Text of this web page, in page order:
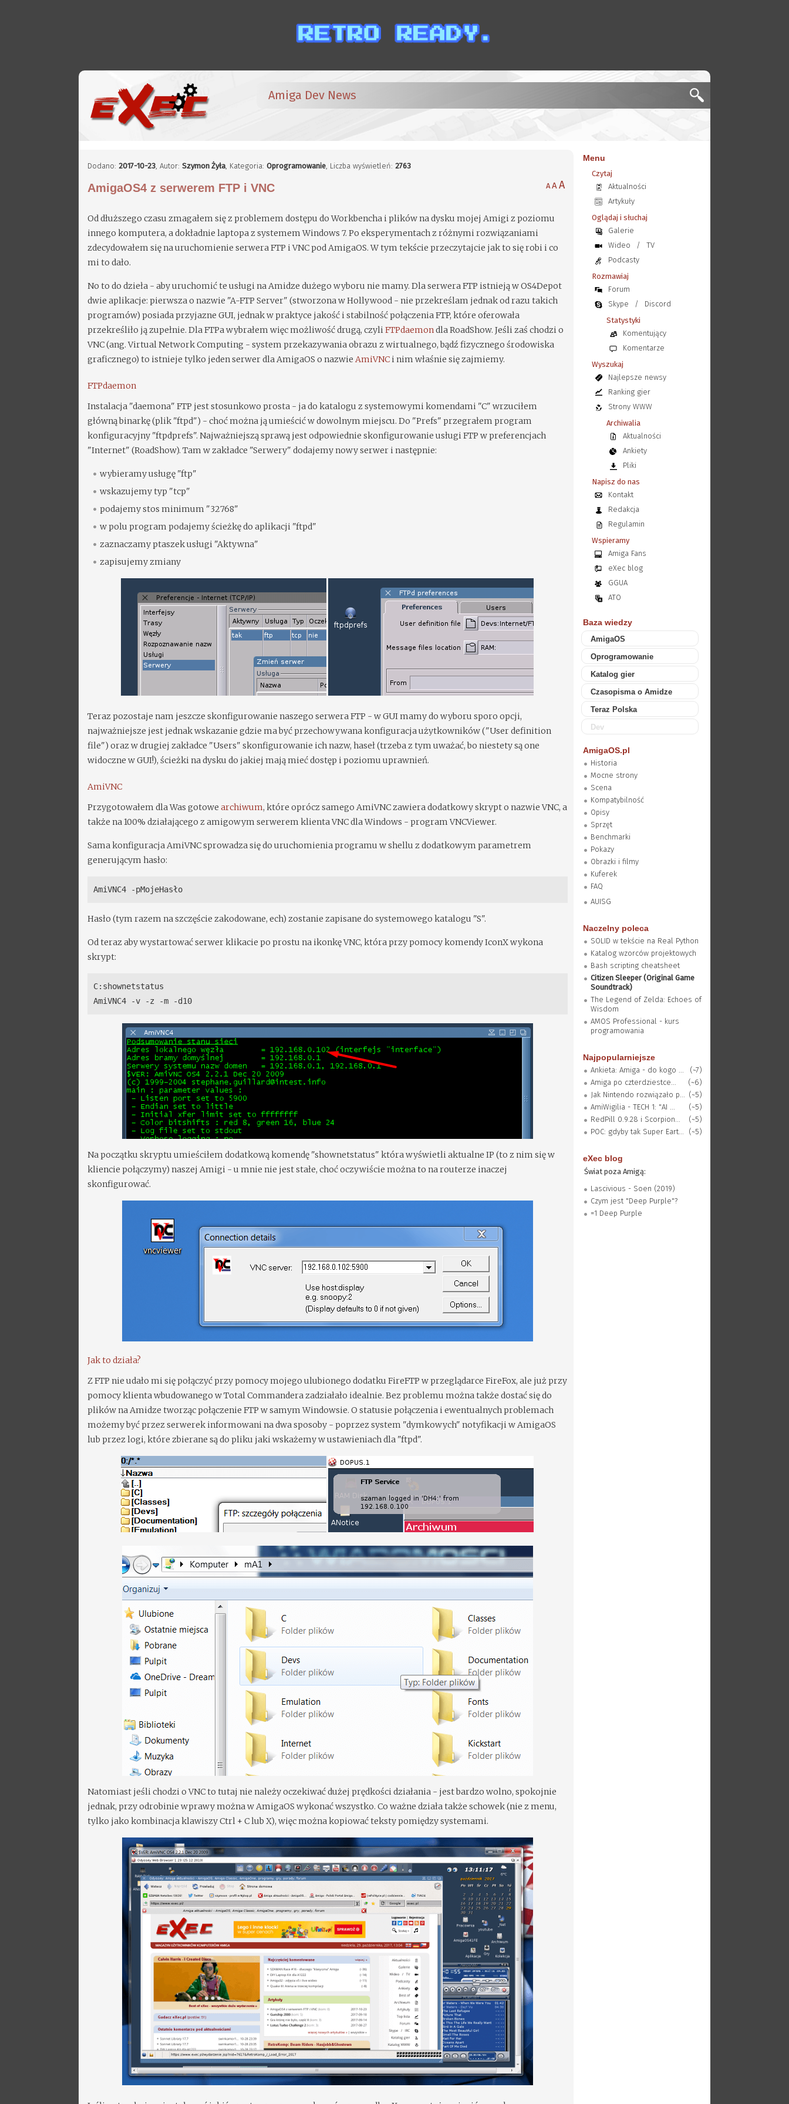
Amiga Dev News
Dodano:2017-10-23,Autor:Szymon Żyła, Kategoria:Oprogramowanie, Liczba wyświetleń:2763
A AA
AmigaOS4 z serwerem FTP i VNC
Od dłuższego czasu zmagałem się z problemem dostępu do Workbencha i plików na dysku mojej Amigi z poziomu
innego komputera, a dokładnie laptopa z systemem Windows 7. Po eksperymentach z różnymi rozwiązaniami
zdecydowałem się na uruchomienie serwera FTP i VNC pod AmigaOS. W tym tekście przeczytajcie jak to się robi i co
mi to dało.
No to do dzieła - aby uruchomić te usługi na Amidze dużego wyboru nie mamy. Dla serwera FTP istnieją w OS4Depot
dwie aplikacje: pierwsza o nazwie "A-FTP Server" (stworzona w Hollywood - nie przekreślam jednak od razu takich
programów) posiada przyjazne GUI, jednak w praktyce jakość i stabilność połączenia FTP, które oferowała
przekreśliło ją zupełnie. Dla FTPa wybrałem więc możliwość drugą, czyliFTPdaemondla RoadShow. Jeśli zaś chodzi o
VNC (ang. Virtual Network Computing - system przekazywania obrazu z wirtualnego, bądź fizycznego środowiska
graficznego) to istnieje tylko jeden serwer dla AmigaOS o nazwieAmiVNC i nim właśnie się zajmiemy.
FTPdaemon
Instalacja "daemona" FTP jest stosunkowo prosta - ja do katalogu z systemowymi komendami "C" wrzuciłem
główną binarkę (plik "ftpd") - choć można ją umieścić w dowolnym miejscu. Do "Prefs" przegrałem program
konfiguracyjny "ftpdprefs". Najważniejszą sprawą jest odpowiednie skonfigurowanie usługi FTP w preferencjach
"Internet" (RoadShow). Tam w zakładce "Serwery" dodajemy nowy serwer i następnie:
wybieramy usługę "ftp"
wskazujemy typ "tcp"
podajemy stos minimum "32768"
w polu program podajemy ścieżkę do aplikacji "ftpd"
zaznaczamy ptaszek usługi "Aktywna"
zapisujemy zmiany
Teraz pozostaje nam jeszcze skonfigurowanie naszego serwera FTP - w GUI mamy do wyboru sporo opcji,
najważniejsze jest jednak wskazanie gdzie ma być przechowywana konfiguracja użytkowników ("User definition
file") oraz w drugiej zakładce "Users" skonfigurowanie ich nazw, haseł (trzeba z tym uważać, bo niestety są one
widoczne w GUI!), ścieżki na dysku do jakiej mają mieć dostęp i poziomu uprawnień.
AmiVNC
Przygotowałem dla Was gotowearchiwum, które oprócz samego AmiVNC zawiera dodatkowy skrypt o nazwie VNC, a
także na 100% działającego z amigowym serwerem klienta VNC dla Windows - program VNCViewer.
Sama konfiguracja AmiVNC sprowadza się do uruchomienia programu w shellu z dodatkowym parametrem
generującym hasło:
AmiVNC4 -pMojeHasło
Hasło (tym razem na szczęście zakodowane, ech) zostanie zapisane do systemowego katalogu "S".
Od teraz aby wystartować serwer klikacie po prostu na ikonkę VNC, która przy pomocy komendy IconX wykona
skrypt:
C:shownetstatus
AmiVNC4 -v -z -m -d10
Na początku skryptu umieściłem dodatkową komendę "shownetstatus" która wyświetli aktualne IP (to z nim się w
kliencie połączymy) naszej Amigi - u mnie nie jest stałe, choć oczywiście można to na routerze inaczej
skonfigurować.
Jak to działa?
Z FTP nie udało mi się połączyć przy pomocy mojego ulubionego dodatku FireFTP w przeglądarce FireFox, ale już przy
pomocy klienta wbudowanego w Total Commandera zadziałało idealnie. Bez problemu można także dostać się do
plików na Amidze tworząc połączenie FTP w samym Windowsie. O statusie połączenia i ewentualnych problemach
możemy być przez serwerek informowani na dwa sposoby - poprzez system "dymkowych" notyfikacji w AmigaOS
lub przez logi, które zbierane są do pliku jaki wskażemy w ustawieniach dla "ftpd".
Natomiast jeśli chodzi o VNC to tutaj nie należy oczekiwać dużej prędkości działania - jest bardzo wolno, spokojnie
jednak, przy odrobinie wprawy można w AmigaOS wykonać wszystko. Co ważne działa także schowek (nie z menu,
tylko jako kombinacja klawiszy Ctrl + C lub X), więc można kopiować teksty pomiędzy systemami.
Menu
Czytaj
Aktualności
Artykuły
Oglądaj i słuchaj
Galerie
Wideo
/
TV
Podcasty
Rozmawiaj
Forum
Skype
/
Discord
Statystyki
Komentujący
Komentarze
Wyszukaj
Najlepsze newsy
Ranking gier
Strony WWW
Archiwalia
Aktualności
Ankiety
Pliki
Napisz do nas
Kontakt
Redakcja
Regulamin
Wspieramy
Amiga Fans
eXec blog
GGUA
ATO
Baza wiedzy
AmigaOS
Oprogramowanie
Katalog gier
Czasopisma o Amidze
Teraz Polska
Dev
AmigaOS.pl
Historia
Mocne strony
Scena
Kompatybilność
Opisy
Sprzęt
Benchmarki
Pokazy
Obrazki i filmy
Kuferek
FAQ
AUISG
Naczelny poleca
SOLID w tekście na Real Python
Katalog wzorców projektowych
Bash scripting cheatsheet
Citizen Sleeper (Original Game
Soundtrack)
The Legend of Zelda: Echoes of
Wisdom
AMOS Professional - kurs
programowania
Najpopularniejsze
Ankieta: Amiga - do kogo ...
(~7)
Amiga po czterdziestce...
(~6)
Jak Nintendo rozwiązało p... (~5)
AmiWigilia - TECH 1: "AI ...
(~5)
RedPill 0.9.28 i Scorpion...
(~5)
POC: gdyby tak Super Eart...
(~5)
eXec blog
Świat poza Amigą:
Lascivious - Soen (2019)
Czym jest "Deep Purple"?
=1 Deep Purple